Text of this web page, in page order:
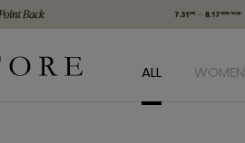
ALL WOMEN